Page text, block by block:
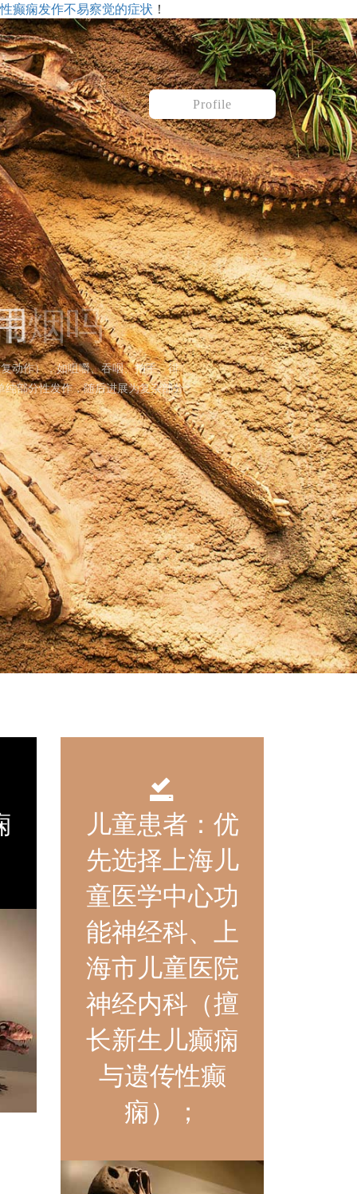
癫痫发作不易察觉的症状 ！
Profile
动作），如咀嚼、吞咽、拍手、徘
部分性发作，随后进展为复杂部分
儿童患者：优
先选择上海儿
童医学中心功
能神经科、上
海市儿童医院
神经内科（擅
长新生儿癫痫
与遗传性癫
痫）；